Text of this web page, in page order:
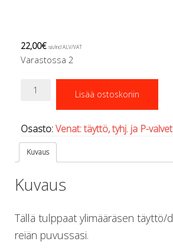
Molnar Janos
Ojamo
Kemikaalit -
Puukot,
POISTOKORI
22,00€ sis/incl ALV/VAT
Varastossa 2
Sitech
venttiilinreiän
määrä
Lisää ostoskoriin
Osasto:Venat: täyttö, tyhj. ja P-valvet
Kuvaus
Kuvaus
Tällä tulppaat ylimääräsen täyttö/
reiän puvussasi.